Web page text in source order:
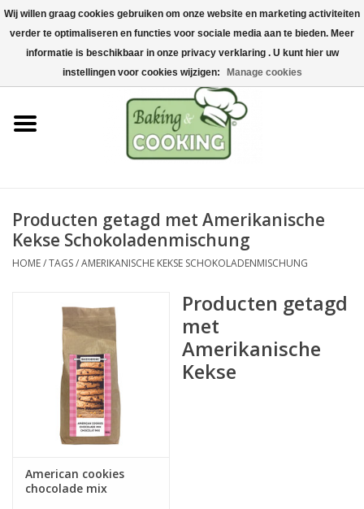
Home
Bak-& kookgerei
Machines & onderdelen
Chocolade & ijsbereiding
Hygiëne & opslag
Producten getagd met Amerikanische
Kekse Schokoladenmischung
HOME/TAGS/AMERIKANISCHE KEKSE SCHOKOLADENMISCHUNG
American cookies
chocolade mix
Producten getagd
met
Amerikanische
Kekse
Wij willen graag cookies gebruiken om onze website en marketing activiteiten
verder te optimaliseren en functies voor sociale media aan te bieden. Meer
informatie is beschikbaar in onze privacy verklaring . U kunt hier uw
instellingen voor cookies wijzigen:
Manage cookies